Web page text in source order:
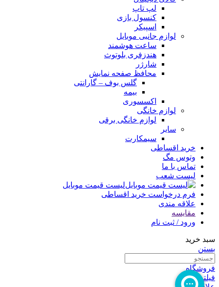
لپ تاپ
کنسول بازی
اسپیکر
لوازم جانبی موبایل
ساعت هوشمند
هندزفری بلوتوث
شارژر
محافظ صفحه نمایش
گلس بوف – گارانتی
بیمه
اکسسوری
لوازم خانگی
لوازم خانگی برقی
سایر
سیمکارت
خرید اقساطی
وتوس مگ
تماس با ما
لیست شعب
لیست قیمت موبایل
فرم درخواست خرید اقساطی
علاقه مندی
مقایسه
ورود / ثبت نام
سبد خرید
بستن
فروشگاه
فیلترها